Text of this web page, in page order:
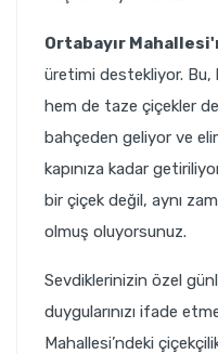
Ortabayır
üretimi destekliyor.
hem de taze çiçekler
bahçeden geliyor ve
kapınıza kadar
bir çiçek değil, aynı
olmuş oluyorsunuz.
Sevdiklerinizin özel
duygularınızı ifade
Mahallesi’ndeki